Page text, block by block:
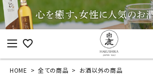
favorite_border
ログイン 新規会員登録
HOME 全ての商品 お酒以外の商品